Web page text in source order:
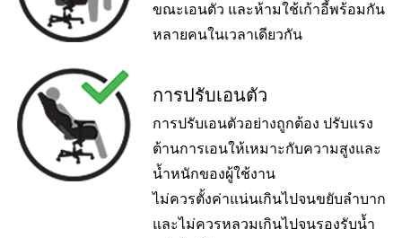
ขณะเอนตัว และห้ามใช้เก้าอี้พร้อมกัน
หลายคนในเวลาเดียวกัน
การปรับเอนตัว
การปรับเอนตัวอย่างถูกต้อง ปรับแรง
ต้านการเอนให้เหมาะกับความสูงและ
น้ำหนักของผู้ใช้งาน
ไม่ควรตั้งค่าแน่นเกินไปจนขยับลำบาก
และไม่ควรหลวมเกินไปจนรองรับน้ำ